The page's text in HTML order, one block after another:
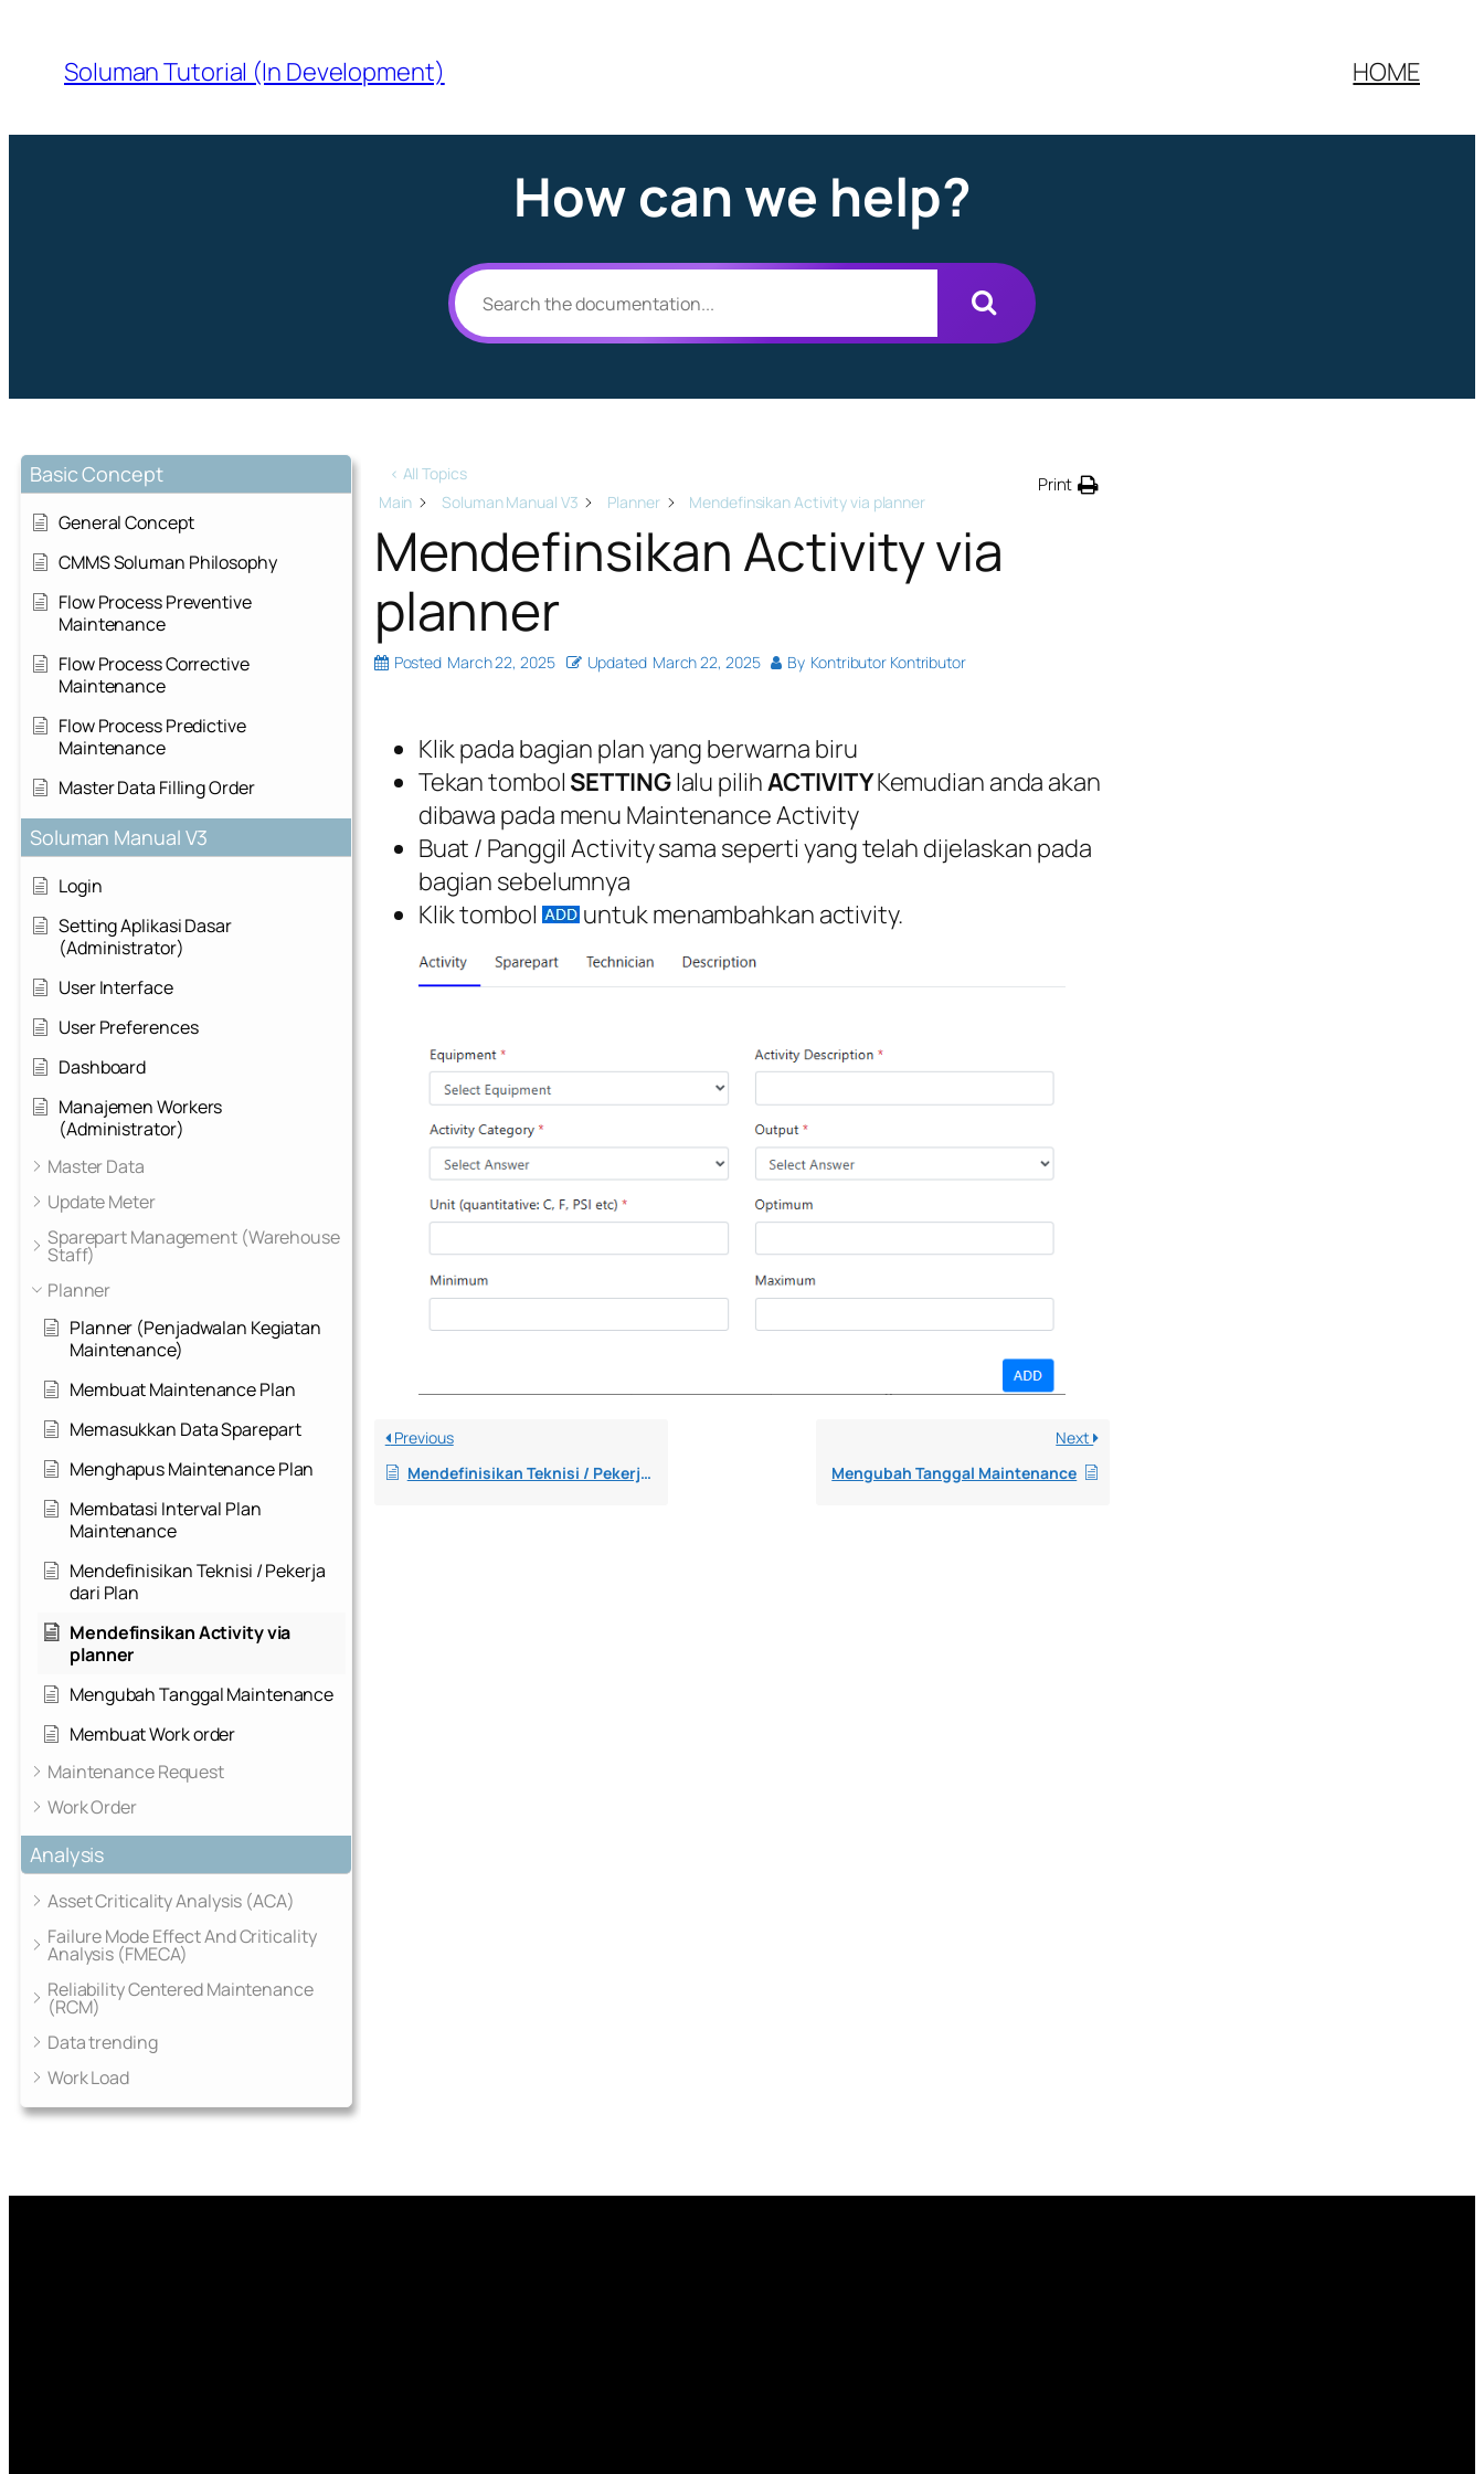
Soluman Tutorial (In Development) HOME
How can we help?
Basic Concept
General Concept
CMMS Soluman Philosophy
Flow Process Preventive
Maintenance
Flow Process Corrective
Maintenance
Flow Process Predictive
Maintenance
Master Data Filling Order
Soluman Manual V3
Login
Setting Aplikasi Dasar
(Administrator)
User Interface
User Preferences
Dashboard
Manajemen Workers
(Administrator)
Master Data
Update Meter
Sparepart Management (Warehouse
Staff)
Planner
Planner (Penjadwalan Kegiatan
Maintenance)
Membuat Maintenance Plan
Memasukkan Data Sparepart
Menghapus Maintenance Plan
Membatasi Interval Plan
Maintenance
Mendefinisikan Teknisi / Pekerja
dari Plan
Mendefinsikan Activity via
planner
Mengubah Tanggal Maintenance
Membuat Work order
Maintenance Request
Work Order
Analysis
Asset Criticality Analysis (ACA)
Failure Mode Effect And Criticality
Analysis (FMECA)
Reliability Centered Maintenance
(RCM)
Data trending
Work Load
< All Topics
Main
Soluman Manual V3 Planner Mendefinsikan Activity via planner
Print
Mendefinsikan Activity via
planner
Posted March 22, 2025 Updated March 22, 2025 By Kontributor Kontributor
Klik pada bagian plan yang berwarna biru
Tekan tombol SETTINGlalu pilihACTIVITYKemudian anda akan
dibawa pada menu Maintenance Activity
Buat / Panggil Activity sama seperti yang telah dijelaskan pada
bagian sebelumnya
Klik tombol
untuk menambahkan activity.
Previous
Mendefinisikan Teknisi / Pekerja dari Plan
Next
Mengubah Tanggal Maintenance